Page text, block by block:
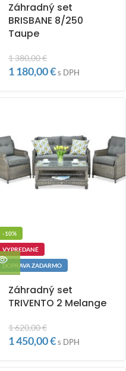
Záhradný set
BRISBANE 8/250
Taupe
1 380,00€
1 180,00€s DPH
-10%
VYPREDANÉ
DOPRAVA ZADARMO
Záhradný set
TRIVENTO 2 Melange
1 620,00€
1 450,00€s DPH